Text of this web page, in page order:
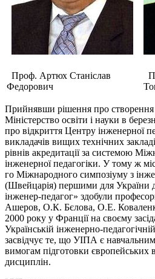
Проф. Артюх Станіслав
Федорович
Прийнявши рішення про
Міністерство освіти і науки в
про відкриття Центру інженерної
викладачів вищих технічних
рівнів акредитації за системою
інженерної педагогіки. У тому ж
го Міжнародного симпозіуму з
(Швейцарія) першими для України
інженер-педагог» здобули
Ашеров, О.К. Бєлова, О.Е.
2000 року у Франції на своєму
Українській інженерно-
засвідчує те, що УІПА є
вимогам підготовки європейських
дисциплін.